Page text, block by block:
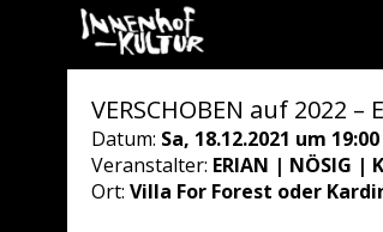
VERSCHOBEN auf 2022
Datum: Sa, 18.12.2021 um 19:00
Veranstalter: ERIAN | NÖSIG |
Ort: Villa For Forest oder